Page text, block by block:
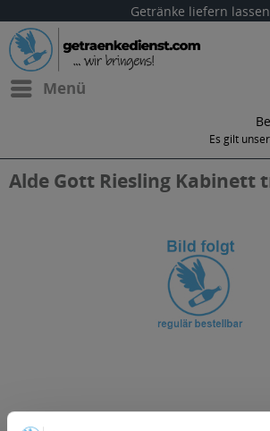
Getränke liefern lassen
Menü
Es gilt
Alde Gott Riesling Kabinett